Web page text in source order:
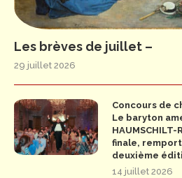
Les brèves de juillet –
29 juillet 2026
Concours de
Le baryton
finale,
deuxième
14 juillet 2026